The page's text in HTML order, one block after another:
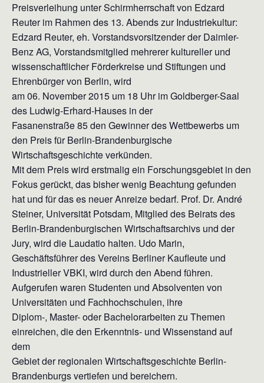
Preisverleihung unter Schirmherrschaft von Edzard
Reuter im Rahmen des 13. Abends zur Industriekultur:
Edzard Reuter, eh. Vorstandsvorsitzender der Daimler-
Benz AG, Vorstandsmitglied mehrerer kultureller und
wissenschaftlicher Förderkreise und Stiftungen und
Ehrenbürger von Berlin, wird
am 06. November 2015 um 18 Uhr im Goldberger-Saal
des Ludwig-Erhard-Hauses in der
Fasanenstraße 85 den Gewinner des Wettbewerbs um
den Preis für Berlin-Brandenburgische
Wirtschaftsgeschichte verkünden.
Mit dem Preis wird erstmalig ein Forschungsgebiet in den
Fokus gerückt, das bisher wenig Beachtung gefunden
hat und für das es neuer Anreize bedarf. Prof. Dr. André
Steiner, Universität Potsdam, Mitglied des Beirats des
Berlin-Brandenburgischen Wirtschaftsarchivs und der
Jury, wird die Laudatio halten. Udo Marin,
Geschäftsführer des Vereins Berliner Kaufleute und
Industrieller VBKI, wird durch den Abend führen.
Aufgerufen waren Studenten und Absolventen von
Universitäten und Fachhochschulen, ihre
Diplom-, Master- oder Bachelorarbeiten zu Themen
einreichen, die den Erkenntnis- und Wissenstand auf
dem
Gebiet der regionalen Wirtschaftsgeschichte Berlin-
Brandenburgs vertiefen und bereichern.